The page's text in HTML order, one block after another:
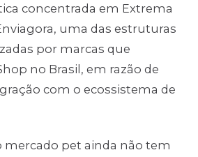
concentrada em Extrema
uma das estruturas
por marcas que
no Brasil, em razão de
com o ecossistema de
mercado pet ainda não tem